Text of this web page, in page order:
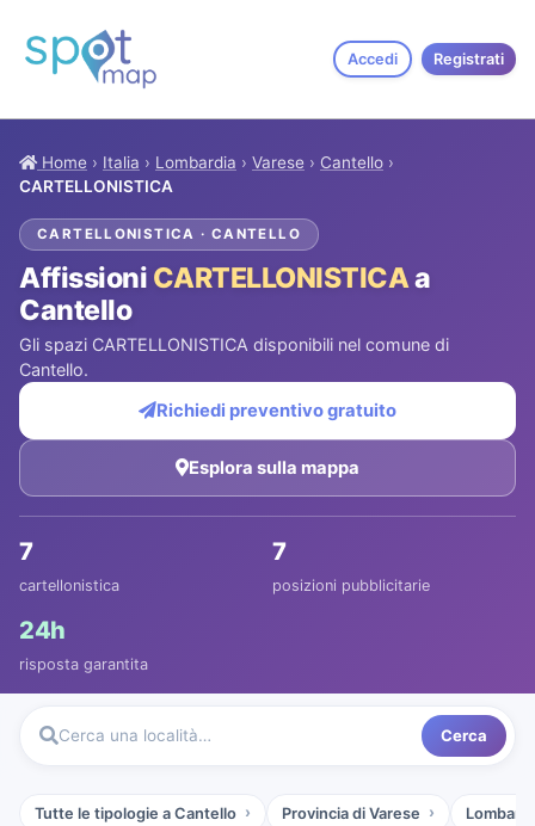
Accedi Registrati
Home › Italia › Lombardia › Varese › Cantello ›
CARTELLONISTICA
CARTELLONISTICA · CANTELLO
Affissioni CARTELLONISTICAa
Cantello
Gli spazi CARTELLONISTICA disponibili nel comune di
Cantello.
Richiedi preventivo gratuito
Esplora sulla mappa
7
cartellonistica
7
posizioni pubblicitarie
24h
risposta garantita
Cerca una località… Cerca
Tutte le tipologie a Cantello Provincia di Varese